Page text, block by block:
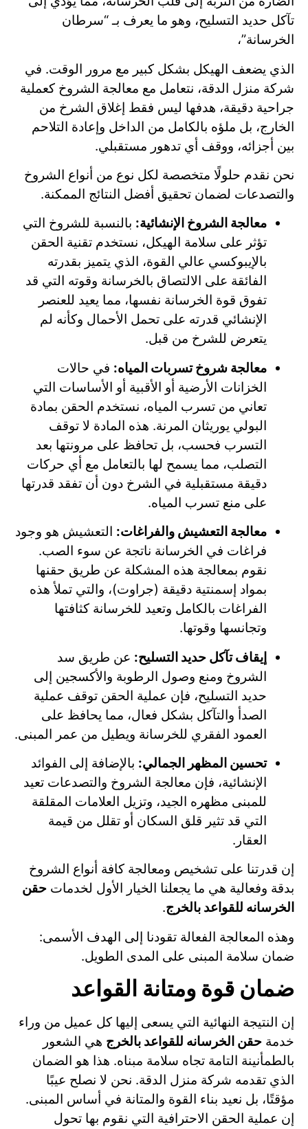
تآكل حديد التسليح، وهو ما يعرف بـ “سرطان
الخرسانة”،
الذي يضعف الهيكل بشكل كبير مع مرور الوقت. في
شركة منزل الدقة، نتعامل مع معالجة الشروخ كعملية
جراحية دقيقة، هدفها ليس فقط إغلاق الشرخ من
الخارج، بل ملؤه بالكامل من الداخل وإعادة التلاحم
بين أجزائه، ووقف أي تدهور مستقبلي.
نحن نقدم حلولًا متخصصة لكل نوع من أنواع الشروخ
والتصدعات لضمان تحقيق أفضل النتائج الممكنة.
معالجة الشروخ الإنشائية: بالنسبة للشروخ التي
تؤثر على سلامة الهيكل، نستخدم تقنية الحقن
بالإيبوكسي عالي القوة، الذي يتميز بقدرته
الفائقة على الالتصاق بالخرسانة وقوته التي قد
تفوق قوة الخرسانة نفسها، مما يعيد للعنصر
الإنشائي قدرته على تحمل الأحمال وكأنه لم
يتعرض للشرخ من قبل.
معالجة شروخ تسربات المياه: في حالات
الخزانات الأرضية أو الأقبية أو الأساسات التي
تعاني من تسرب المياه، نستخدم الحقن بمادة
البولي يوريثان المرنة. هذه المادة لا توقف
التسرب فحسب، بل تحافظ على مرونتها بعد
التصلب، مما يسمح لها بالتعامل مع أي حركات
دقيقة مستقبلية في الشرخ دون أن تفقد قدرتها
على منع تسرب المياه.
معالجة التعشيش والفراغات: التعشيش هو وجود
فراغات في الخرسانة ناتجة عن سوء الصب.
نقوم بمعالجة هذه المشكلة عن طريق حقنها
بمواد إسمنتية دقيقة (جراوت)، والتي تملأ هذه
الفراغات بالكامل وتعيد للخرسانة كثافتها
وتجانسها وقوتها.
إيقاف تآكل حديد التسليح: عن طريق سد
الشروخ ومنع وصول الرطوبة والأكسجين إلى
حديد التسليح، فإن عملية الحقن توقف عملية
الصدأ والتآكل بشكل فعال، مما يحافظ على
العمود الفقري للخرسانة ويطيل من عمر المبنى.
تحسين المظهر الجمالي: بالإضافة إلى الفوائد
الإنشائية، فإن معالجة الشروخ والتصدعات تعيد
للمبنى مظهره الجيد، وتزيل العلامات المقلقة
التي قد تثير قلق السكان أو تقلل من قيمة
العقار.
إن قدرتنا على تشخيص ومعالجة كافة أنواع الشروخ
بدقة وفعالية هي ما يجعلنا الخيار الأول لخدمات حقن
الخرسانه للقواعد بالخرج.
وهذه المعالجة الفعالة تقودنا إلى الهدف الأسمى:
ضمان سلامة المبنى على المدى الطويل.
ضمان قوة ومتانة القواعد
إن النتيجة النهائية التي يسعى إليها كل عميل من وراء
خدمة حقن الخرسانه للقواعد بالخرج هي الشعور
بالطمأنينة التامة تجاه سلامة مبناه. هذا هو الضمان
الذي تقدمه شركة منزل الدقة. نحن لا نصلح عيبًا
مؤقتًا، بل نعيد بناء القوة والمتانة في أساس المبنى.
إن عملية الحقن الاحترافية التي نقوم بها تحول